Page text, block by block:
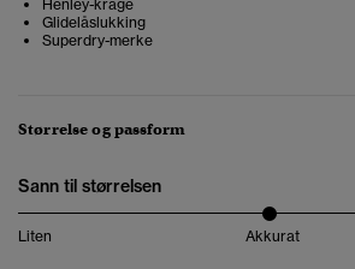
Henley-krage
Glidelåslukking
Superdry-merke
Størrelse og passform
Sann til størrelsen
Liten Akkurat